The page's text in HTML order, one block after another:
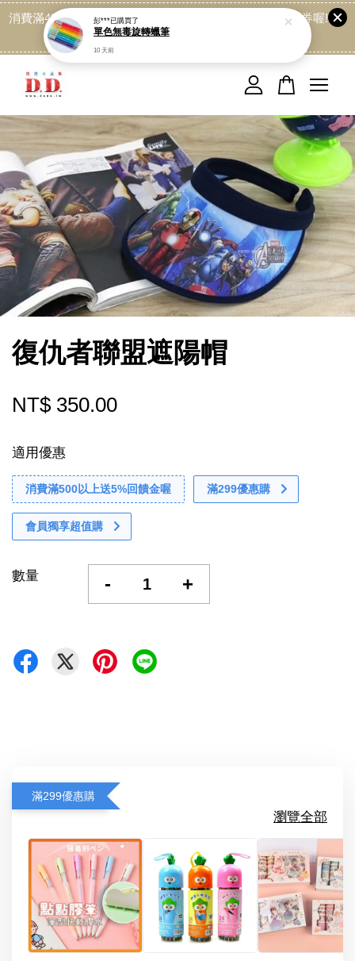
消費滿499免運喔, 記得加LINE:@dede168 領取專屬折扣券喔!
點我
復仇者聯盟遮陽帽
NT$ 350.00
適用優惠
消費滿500以上送5%回饋金喔 滿299優惠購
會員獨享超值購
數量 - +
滿299優惠購
瀏覽全部
您的購物車目前還是空的。
繼續購物
10 天前